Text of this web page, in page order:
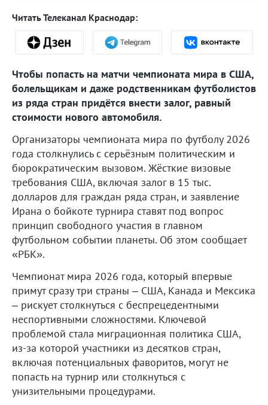
Читать Телеканал Краснодар:
Чтобы попасть на матчи чемпионата мира в США,
болельщикам и даже родственникам футболистов
из ряда стран придётся внести залог, равный
стоимости нового автомобиля.
Организаторы чемпионата мира по футболу 2026
года столкнулись с серьёзным политическим и
бюрократическим вызовом. Жёсткие визовые
требования США, включая залог в 15 тыс.
долларов для граждан ряда стран, и заявление
Ирана о бойкоте турнира ставят под вопрос
принцип свободного участия в главном
футбольном событии планеты. Об этом сообщает
«РБК».
Чемпионат мира 2026 года, который впервые
примут сразу три страны – США, Канада и Мексика
– рискует столкнуться с беспрецедентными
неспортивными сложностями. Ключевой
проблемой стала миграционная политика США,
из-за которой участники из десятков стран,
включая потенциальных фаворитов, могут не
попасть на турнир или столкнуться с
унизительными процедурами.